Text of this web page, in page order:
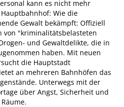
kann es nicht mehr
Wie die
Gewalt bekämpft: Offiziell
von "kriminalitätsbelasteten
und Gewaltdelikte, die in
haben. Mit neuen
die Hauptstadt
an mehreren Bahnhöfen das
Unterwegs mit der
über Angst, Sicherheit und